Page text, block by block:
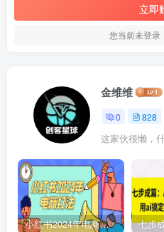
立即
您当前未登录
金维维
0 828
这家伙很懒，
小红书2024年电商打法，手把手教你如何打爆小红书店铺